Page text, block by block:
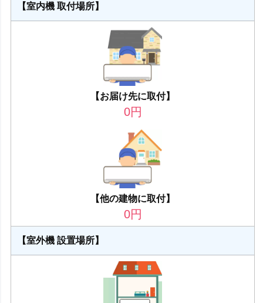
【室内機 取付場所】
【お届け先に取付】
0円
【他の建物に取付】
0円
【室外機 設置場所】